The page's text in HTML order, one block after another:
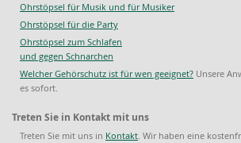
Ohrstöpsel für Musik und für Musiker
Ohrstöpsel für die Party
Ohrstöpsel zum Schlafen
und gegen Schnarchen
Welcher Gehörschutz ist für wen geeignet? Unsere
es sofort.
Treten Sie in Kontakt mit uns
Treten Sie mit uns in Kontakt. Wir haben eine